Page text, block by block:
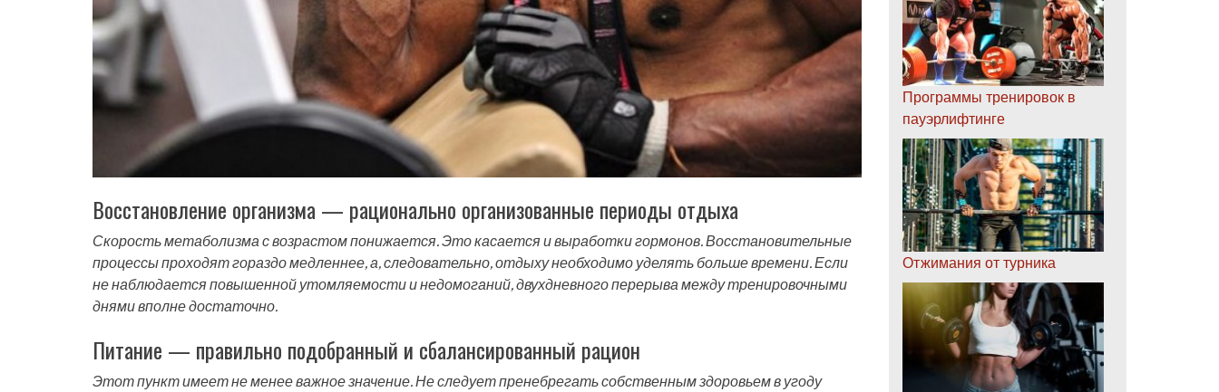
Восстановление организма — рационально организованные периоды отдыха
Скорость метаболизма с возрастом понижается. Это касается и выработки гормонов. Восстановительные
процессы проходят гораздо медленнее, а, следовательно, отдыху необходимо уделять больше времени. Если
не наблюдается повышенной утомляемости и недомоганий, двухдневного перерыва между тренировочными
днями вполне достаточно.
Питание — правильно подобранный и сбалансированный рацион
Этот пункт имеет не менее важное значение. Не следует пренебрегать собственным здоровьем в угоду
Программы тренировок в
пауэрлифтинге
Отжимания от турника